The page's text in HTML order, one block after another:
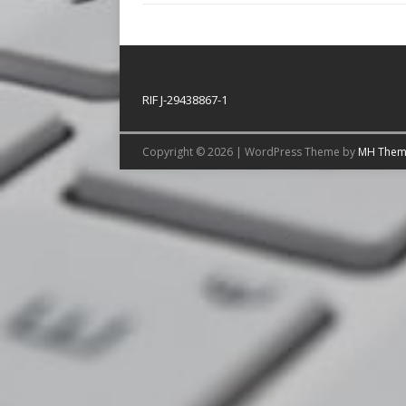
RIF J-29438867-1
Copyright © 2026 | WordPress Theme by MH